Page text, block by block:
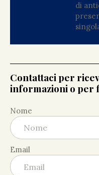
di
Contattaci per
informazioni o per
Nome
Email